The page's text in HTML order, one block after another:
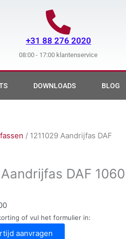
+31 88 276 2020
08:00 - 17:00 klantenservice
DOWNLOADS BLOG
/ 1211029 Aandrijfas DAF
DAF 1060
of vul het formulier in:
aanvragen